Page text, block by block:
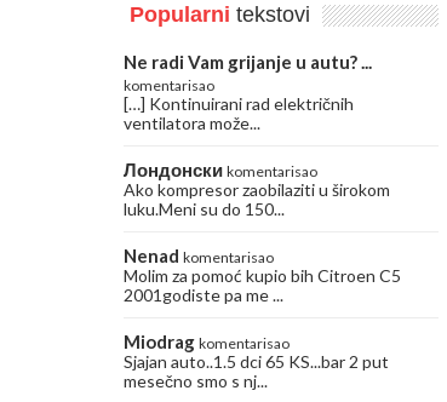
Popularni tekstovi
Ne radi Vam grijanje u autu? ...
komentarisao
[…] Kontinuirani rad električnih
ventilatora može...
Лондонски komentarisao
Ako kompresor zaobilaziti u širokom
luku.Meni su do 150...
Nenad komentarisao
Molim za pomoć kupio bih Citroen C5
2001godiste pa me ...
Miodrag komentarisao
Sjajan auto..1.5 dci 65 KS...bar 2 put
mesečno smo s nj...